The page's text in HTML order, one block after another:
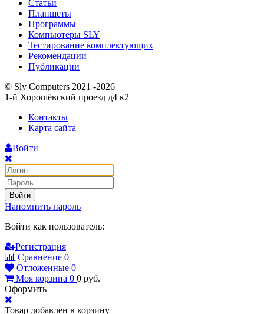
Статьи
Планшеты
Программы
Компьютеры SLY
Тестирование комплектующих
Рекомендации
Публикации
© Sly Computers 2021 -2026
1-й Хорошёвский проезд д4 к2
Контакты
Карта сайта
Войти
Войти
Напомнить пароль
Войти как пользователь:
Регистрация
Сравнение 0
Отложенные 0
Моя корзина 0 0 руб.
Оформить
Товар добавлен в корзину